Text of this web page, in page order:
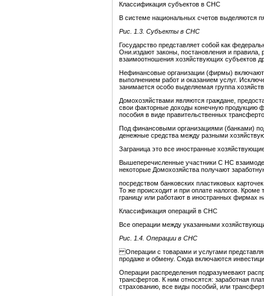
Классификация субъектов в СНС
В системе национальных счетов выделяются
Рис. 1.3. Субъекты в СНС
Государство представляет собой как
Они.издают законы, постановления и
взаимоотношения хозяйствующих субъектов
Нефинансовые организации (фирмы)
выполнением работ и оказанием услуг.
занимается особо выделяемая группа
Домохозяйствами являются граждане,
свои факторные доходы конечную продукцию
пособия в виде правительственных
Под финансовыми организациями (банками)
денежные средства между разными
Заграница это все иностранные
Вышеперечисленные участники С НС
некоторые Домохозяйства получают
посредством банковских пластиковых
То же происходит и при оплате налогов. Кроме
границу или работают в иностранных фирмах
Классификация операций в СНС
Все операции между указанными
Рис. 1.4. Операции в СНС
Операции с товарами и услугами
продаже и обмену. Сюда включаются
Операции распределения подразумевают
трансфертов. К ним относятся: заработная
страхованию, все виды пособий, или